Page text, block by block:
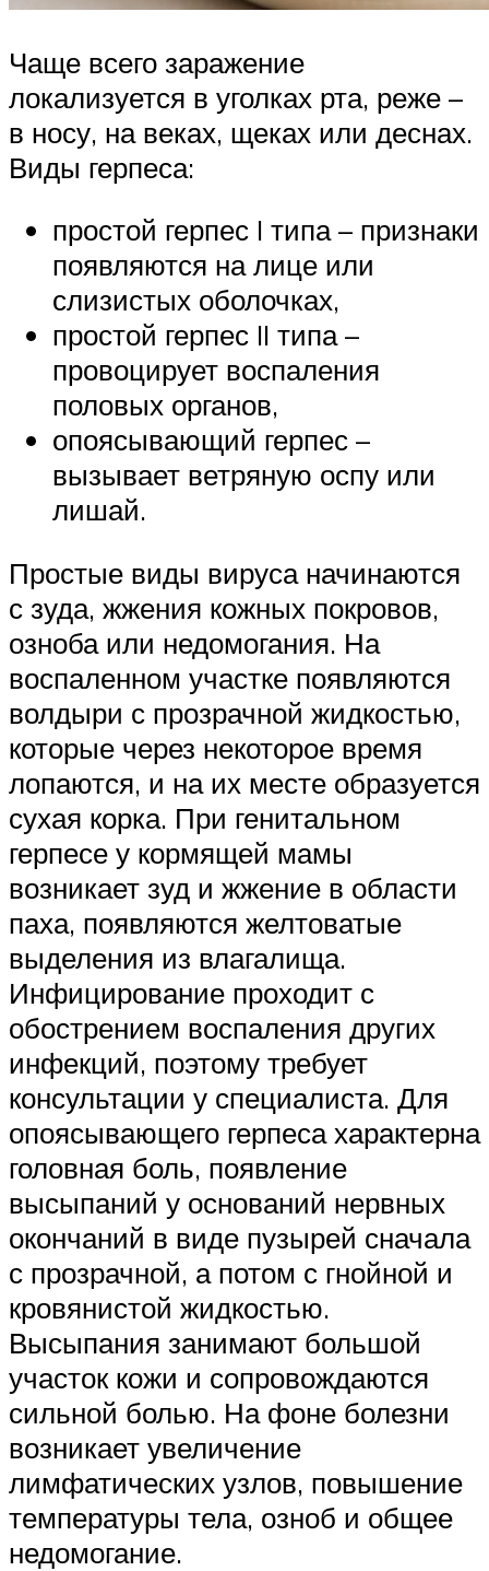
Чаще всего заражение
локализуется в уголках рта, реже –
в носу, на веках, щеках или деснах.
Виды герпеса:
простой герпес I типа – признаки
появляются на лице или
слизистых оболочках,
простой герпес II типа –
провоцирует воспаления
половых органов,
опоясывающий герпес –
вызывает ветряную оспу или
лишай.
Простые виды вируса начинаются
с зуда, жжения кожных покровов,
озноба или недомогания. На
воспаленном участке появляются
волдыри с прозрачной жидкостью,
которые через некоторое время
лопаются, и на их месте образуется
сухая корка. При генитальном
герпесе у кормящей мамы
возникает зуд и жжение в области
паха, появляются желтоватые
выделения из влагалища.
Инфицирование проходит с
обострением воспаления других
инфекций, поэтому требует
консультации у специалиста. Для
опоясывающего герпеса характерна
головная боль, появление
высыпаний у оснований нервных
окончаний в виде пузырей сначала
с прозрачной, а потом с гнойной и
кровянистой жидкостью.
Высыпания занимают большой
участок кожи и сопровождаются
сильной болью. На фоне болезни
возникает увеличение
лимфатических узлов, повышение
температуры тела, озноб и общее
недомогание.